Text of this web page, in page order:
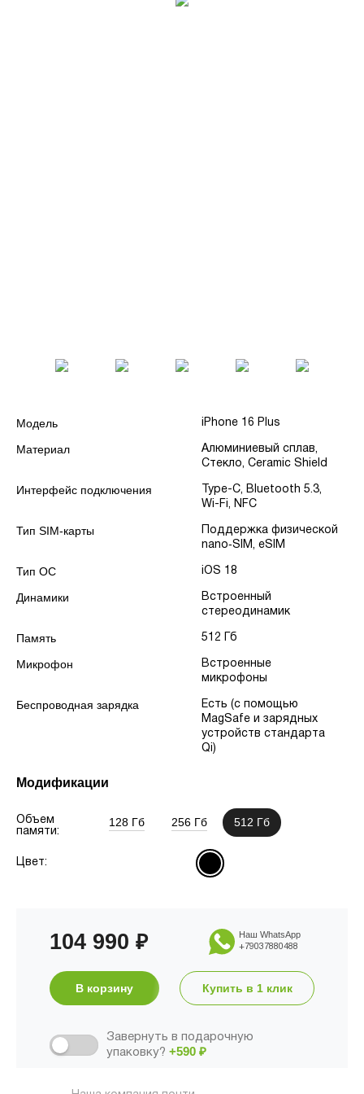
Модель iPhone 16 Plus
Материал
Алюминиевый сплав,
Стекло, Ceramic Shield
Интерфейс подключения
Type-C, Bluetooth 5.3,
Wi-Fi, NFC
Тип SIM-карты
Поддержка физической
nano‑SIM, eSIM
Тип ОС iOS 18
Динамики
Встроенный
стереодинамик
Память 512 Гб
Микрофон
Встроенные
микрофоны
Беспроводная зарядка
Есть (с помощью
MagSafe и зарядных
устройств стандарта
Qi)
Модификации
Объем
памяти:
128 Гб 256 Гб 512 Гб
Цвет:
104 990 ₽ Наш WhatsApp
+79037880488
В корзину Купить в 1 клик
Завернуть в подарочную
упаковку? +590 ₽